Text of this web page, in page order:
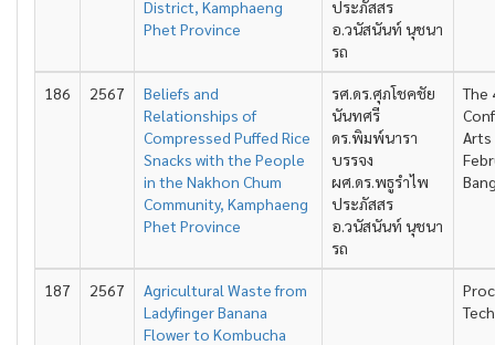
District, Kamphaeng
Phet Province
ประภัสสร
อ.วนัสนันท์ นุชนา
รถ
186 2567
Beliefs and
Relationships of
Compressed Puffed Rice
Snacks with the People
in the Nakhon Chum
Community, Kamphaeng
Phet Province
รศ.ดร.ศุภโชคชัย
นันทศรี
ดร.พิมพ์นารา
บรรจง
ผศ.ดร.พธูรำไพ
ประภัสสร
อ.วนัสนันท์ นุชนา
รถ
The
Arts
187 2567
Agricultural Waste from
Ladyfinger Banana
Flower to Kombucha